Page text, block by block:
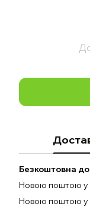
Безкоштовна
Новою поштою у
Новою поштою у